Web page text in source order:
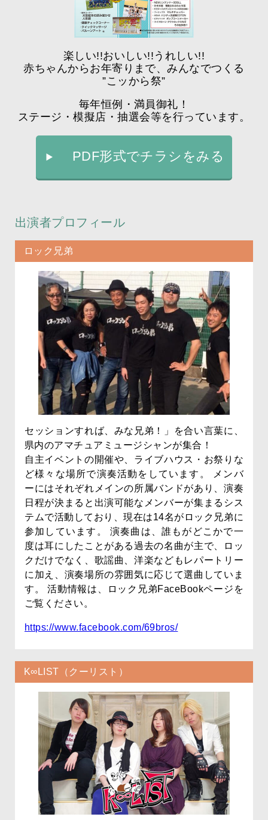
楽しい!!おいしい!!うれしい!!
赤ちゃんからお年寄りまで、みんなでつくる
”こッから祭”
毎年恒例・満員御礼！
ステージ・模擬店・抽選会等を行っています。
PDF形式でチラシをみる
出演者プロフィール
ロック兄弟
セッションすれば、みな兄弟！」を合い言葉に、
県内のアマチュアミュージシャンが集合！
自主イベントの開催や、ライブハウス・お祭りな
ど様々な場所で演奏活動をしています。 メンバ
ーにはそれぞれメインの所属バンドがあり、演奏
日程が決まると出演可能なメンバーが集まるシス
テムで活動しており、現在は14名がロック兄弟に
参加しています。 演奏曲は、誰もがどこかで一
度は耳にしたことがある過去の名曲が主で、ロッ
クだけでなく、歌謡曲、洋楽などもレパートリー
に加え、演奏場所の雰囲気に応じて選曲していま
す。 活動情報は、ロック兄弟FaceBookページを
ご覧ください。
https://www.facebook.com/69bros/
K∞LIST（クーリスト）